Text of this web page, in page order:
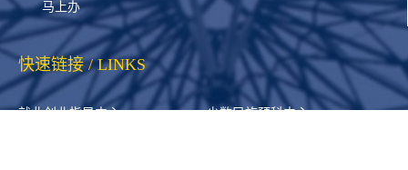
马上办
快速链接 / LINKS
就业创业指导中心 少数民族预科中心